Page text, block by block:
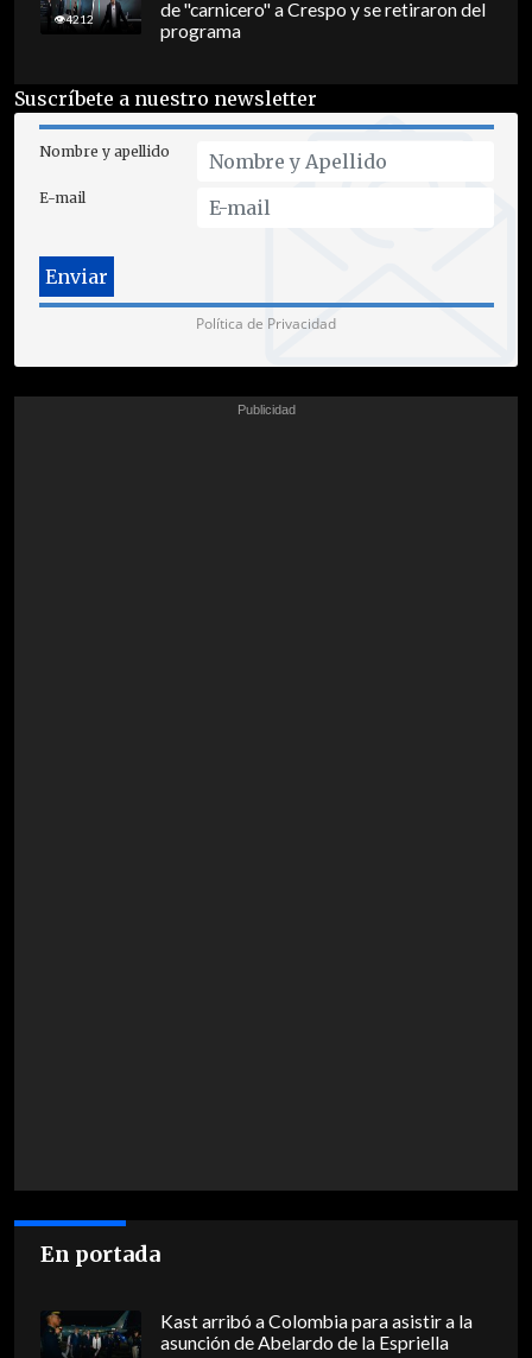
4212
de "carnicero" a Crespo y se retiraron del
programa
Suscríbete a nuestro newsletter
Nombre y apellido
E-mail
Política de Privacidad
En portada
Kast arribó a Colombia para asistir a la
asunción de Abelardo de la Espriella